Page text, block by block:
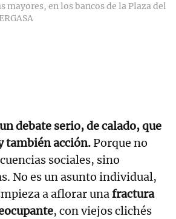
mayores, en los bancos de la Plaza del
debate serio, de calado, que
también acción.Porque no
sociales, sino
No es un asunto individual,
a aflorar unafractura
, con viejos clichés